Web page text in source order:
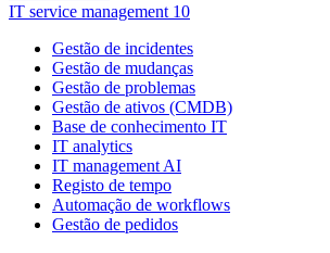
IT service management 10
Gestão de incidentes
Gestão de mudanças
Gestão de problemas
Gestão de ativos (CMDB)
Base de conhecimento IT
IT analytics
IT management AI
Registo de tempo
Automação de workflows
Gestão de pedidos